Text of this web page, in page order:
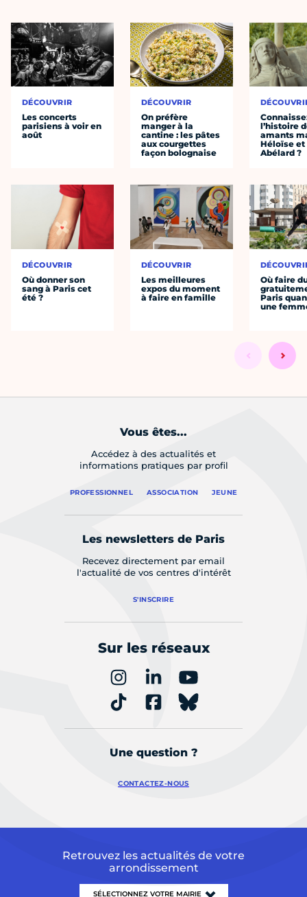
DÉCOUVRIR
Les concerts
parisiens à voir en
août
DÉCOUVRIR
Où donner son
sang à Paris cet
été ?
DÉCOUVRIR
On préfère
manger à la
cantine : les pâtes
aux courgettes
façon bolognaise
DÉCOUVRIR
Les meilleures
expos du moment
à faire en famille
l’histoire
amants
Héloïse et
Abélard ?
Où faire
Paris
une
Vous êtes...
Accédez à des actualités et
informations pratiques par profil
PROFESSIONNEL ASSOCIATION JEUNE
Les newsletters de Paris
Recevez directement par email
l'actualité de vos centres d'intérêt
S'INSCRIRE
Sur les réseaux
Une question ?
CONTACTEZ-NOUS
Retrouvez les actualités de votre
arrondissement